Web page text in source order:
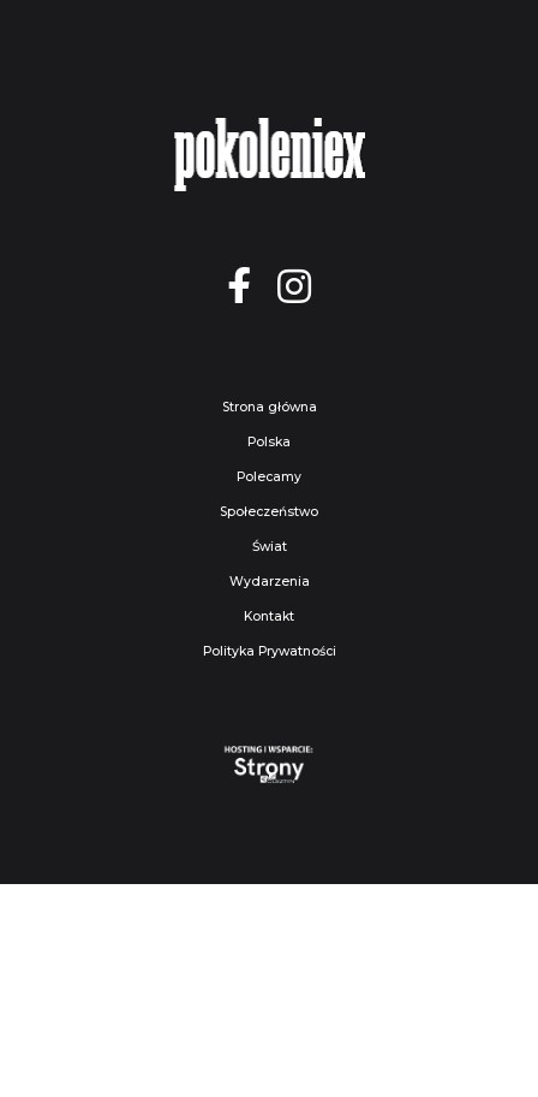
Strona główna
Polska
Polecamy
Społeczeństwo
Świat
Wydarzenia
Kontakt
Polityka Prywatności